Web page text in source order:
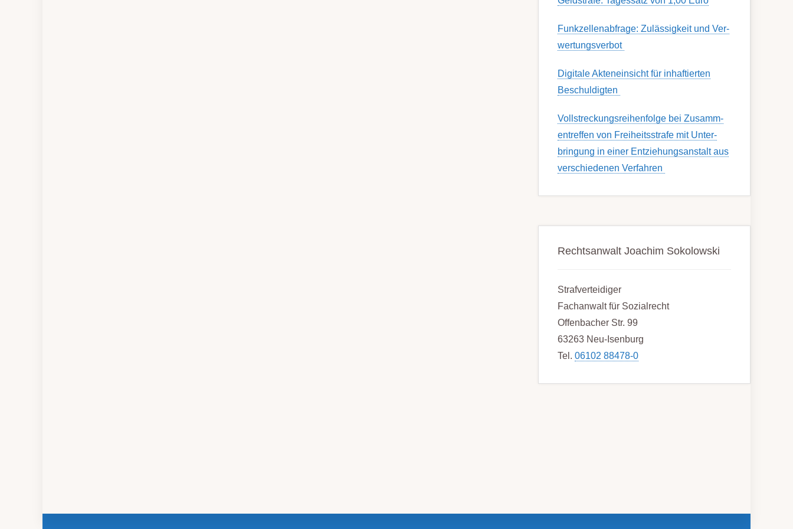
Funk­zell­en­ab­fra­ge: Zu­lässig­keit und Ver­
wert­ungs­ver­bot
Digitale Akteneinsicht für inhaftierten
Beschuldigten
Voll­streckungs­­­reihenfolge bei Zusamm­­
en­treffen von Frei­heits­strafe mit Unter­
bring­ung in einer Ent­ziehungs­anstalt aus
ver­schied­enen Ver­fahren
Rechtsanwalt Joachim Sokolowski
Strafverteidiger
Fachanwalt für Sozialrecht
Offenbacher Str. 99
63263 Neu-Isenburg
Tel. 06102 88478-0